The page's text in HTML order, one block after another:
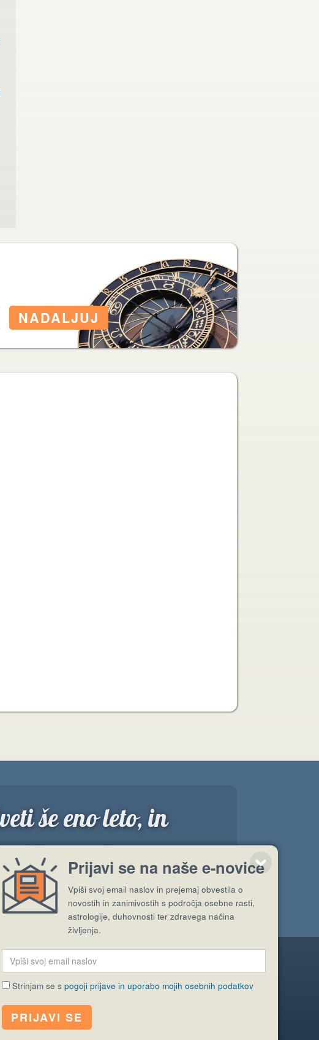
še eno leto, in
prav danes.
”
Pošlji stran
Prijavi se na naše e-novice
Vpiši svoj email naslov in prejemaj obvestila o
novostih in zanimivostih s področja osebne rasti,
astrologije, duhovnosti ter zdravega načina
življenja.
Strinjam se spogoji prijave in uporabo mojih osebnih podatkov